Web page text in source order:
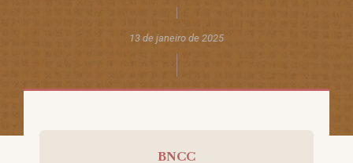
13 de janeiro de 2025
BNCC